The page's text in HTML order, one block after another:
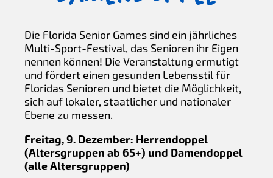
Die Florida Senior Games sind ein jährliches
Multi-Sport-Festival, das Senioren ihr Eigen
nennen können! Die Veranstaltung ermutigt
und fördert einen gesunden Lebensstil für
Floridas Senioren und bietet die Möglichkeit,
sich auf lokaler, staatlicher und nationaler
Ebene zu messen.
Freitag, 9. Dezember: Herrendoppel
(Altersgruppen ab 65+) und Damendoppel
(alle Altersgruppen)